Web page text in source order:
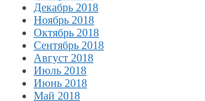
Декабрь 2018
Ноябрь 2018
Октябрь 2018
Сентябрь 2018
Август 2018
Июль 2018
Июнь 2018
Май 2018